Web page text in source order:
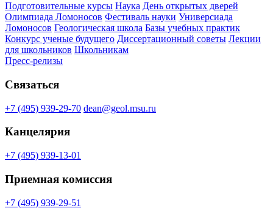
Подготовительные курсы Наука День открытых дверей
Олимпиада Ломоносов Фестиваль науки Универсиада
Ломоносов Геологическая школа Базы учебных практик
Конкурс ученые будущего Диссертационный советы Лекции
для школьников Школьникам
Пресс-релизы
Связаться
+7 (495) 939-29-70 dean@geol.msu.ru
Канцелярия
+7 (495) 939-13-01
Приемная комиссия
+7 (495) 939-29-51